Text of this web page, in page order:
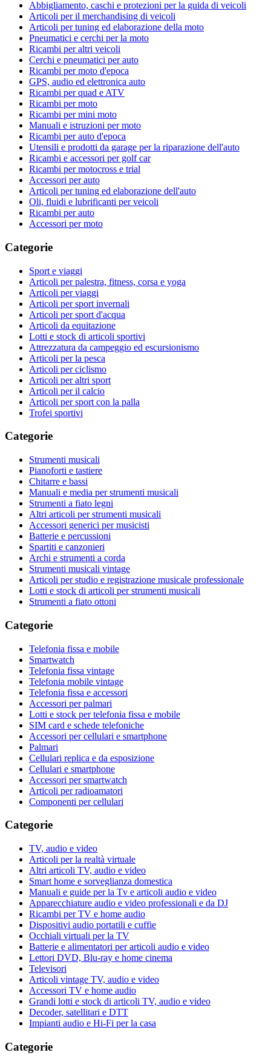
Abbigliamento, caschi e protezioni per la guida di veicoli
Articoli per il merchandising di veicoli
Articoli per tuning ed elaborazione della moto
Pneumatici e cerchi per la moto
Ricambi per altri veicoli
Cerchi e pneumatici per auto
Ricambi per moto d'epoca
GPS, audio ed elettronica auto
Ricambi per quad e ATV
Ricambi per moto
Ricambi per mini moto
Manuali e istruzioni per moto
Ricambi per auto d'epoca
Utensili e prodotti da garage per la riparazione dell'auto
Ricambi e accessori per golf car
Ricambi per motocross e trial
Accessori per auto
Articoli per tuning ed elaborazione dell'auto
Oli, fluidi e lubrificanti per veicoli
Ricambi per auto
Accessori per moto
Categorie
Sport e viaggi
Articoli per palestra, fitness, corsa e yoga
Articoli per viaggi
Articoli per sport invernali
Articoli per sport d'acqua
Articoli da equitazione
Lotti e stock di articoli sportivi
Attrezzatura da campeggio ed escursionismo
Articoli per la pesca
Articoli per ciclismo
Articoli per altri sport
Articoli per il calcio
Articoli per sport con la palla
Trofei sportivi
Categorie
Strumenti musicali
Pianoforti e tastiere
Chitarre e bassi
Manuali e media per strumenti musicali
Strumenti a fiato legni
Altri articoli per strumenti musicali
Accessori generici per musicisti
Batterie e percussioni
Spartiti e canzonieri
Archi e strumenti a corda
Strumenti musicali vintage
Articoli per studio e registrazione musicale professionale
Lotti e stock di articoli per strumenti musicali
Strumenti a fiato ottoni
Categorie
Telefonia fissa e mobile
Smartwatch
Telefonia fissa vintage
Telefonia mobile vintage
Telefonia fissa e accessori
Accessori per palmari
Lotti e stock per telefonia fissa e mobile
SIM card e schede telefoniche
Accessori per cellulari e smartphone
Palmari
Cellulari replica e da esposizione
Cellulari e smartphone
Accessori per smartwatch
Articoli per radioamatori
Componenti per cellulari
Categorie
TV, audio e video
Articoli per la realtà virtuale
Altri articoli TV, audio e video
Smart home e sorveglianza domestica
Manuali e guide per la Tv e articoli audio e video
Apparecchiature audio e video professionali e da DJ
Ricambi per TV e home audio
Dispositivi audio portatili e cuffie
Occhiali virtuali per la TV
Batterie e alimentatori per articoli audio e video
Lettori DVD, Blu-ray e home cinema
Televisori
Articoli vintage TV, audio e video
Accessori TV e home audio
Grandi lotti e stock di articoli TV, audio e video
Decoder, satellitari e DTT
Impianti audio e Hi-Fi per la casa
Categorie